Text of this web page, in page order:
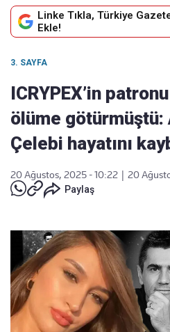
Linke Tıkla, Türkiye
Ekle!
3. SAYFA
ICRYPEX’in
ölüme götürmüştü:
Çelebi hayatını
20 Ağustos, 2025 - 10:22
20
Paylaş